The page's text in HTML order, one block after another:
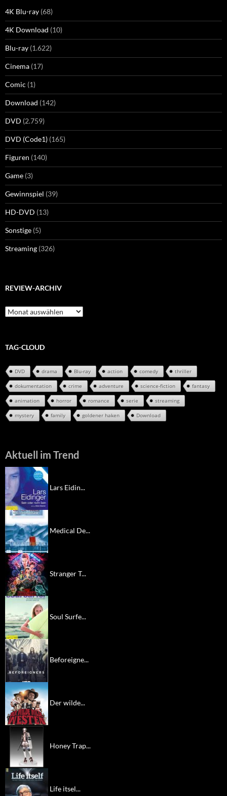
4K Blu-ray (68)
4K Download (10)
Blu-ray (1.622)
Cinema (17)
Comic (1)
Download (142)
DVD (2.759)
DVD (Code1) (165)
Figuren (140)
Game (3)
Gewinnspiel (39)
HD-DVD (13)
Sonstige (5)
Streaming (326)
REVIEW-ARCHIV
Review-
Archiv
TAG-CLOUD
DVD drama Blu-ray action comedy thriller
dokumentation crime adventure science-fiction fantasy
animation horror romance serie streaming
mystery family goldener haken Download
Aktuell im Trend
Lars Eidin...
Medical De...
Stranger T...
Soul Surfe...
Beforeigne...
Der wilde...
Honey Trap...
Life itsel...